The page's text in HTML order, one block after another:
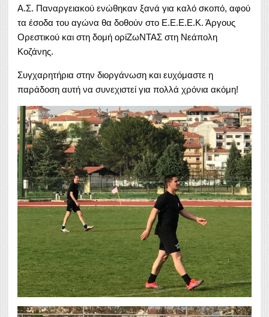
Α.Σ. Παναργειακού ενώθηκαν ξανά για καλό σκοπό, αφού
τα έσοδα του αγώνα θα δοθούν στο Ε.Ε.Ε.Ε.Κ. Άργους
Ορεστικού και στη δομή ορίΖωΝΤΑΣ στη Νεάπολη
Κοζάνης.
Συγχαρητήρια στην διοργάνωση και ευχόμαστε η
παράδοση αυτή να συνεχιστεί για πολλά χρόνια ακόμη!